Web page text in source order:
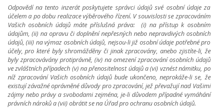
Odpovědí na tento inzerát poskytujete správci údajů své osobní údaje za
účelem a po dobu realizace výběrového řízení. V souvislosti se zpracováním
Vašich osobních údajů máte příslušná práva: (i) na přístup k osobním
údajům, (ii) na opravu či doplnění nepřesných nebo nepravdivých osobních
údajů, (iii) na výmaz osobních údajů, nejsou-li již osobní údaje potřebné pro
účely, pro které byly shromážděny či jinak zpracovány, anebo zjistíte-li, že
byly zpracovávány protiprávně, (iv) na omezení zpracování osobních údajů
ve zvláštních případech (v) na přenositelnost údajů a (vi) vznést námitku, po
níž zpracování Vašich osobních údajů bude ukončeno, neprokáže-li se, že
existují závažné oprávněné důvody pro zpracování, jež převažují nad Vašimi
zájmy nebo právy a svobodami zejména, je-li důvodem případné vymáhání
právních nároků a (vii) obrátit se na Úřad pro ochranu osobních údajů.